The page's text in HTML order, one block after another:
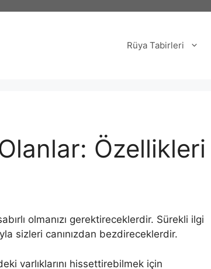
Rüya Tabirleri
Özellikleri
olmanızı gerektireceklerdir. Sürekli ilgi
sizleri canınızdan bezdireceklerdir.
varlıklarını hissettirebilmek için